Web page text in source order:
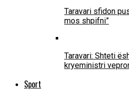
Taravari sfidon
mos shpifni”
Taravari: Shteti
kryeministri
Sport